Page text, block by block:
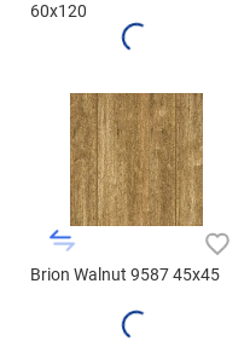
60x120
Brion Walnut 9587 45x45